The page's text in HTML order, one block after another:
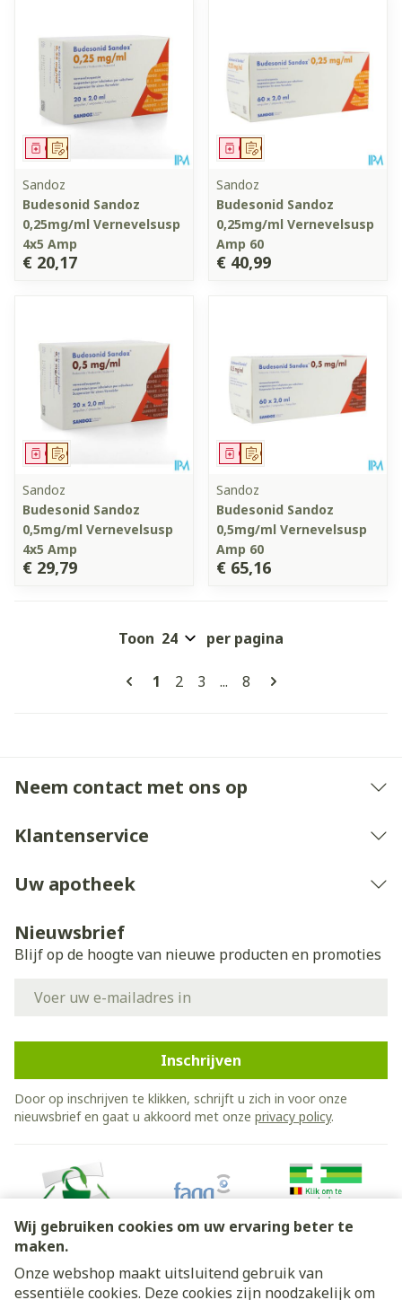
Wij gebruiken cookies om uw ervaring beter te
maken.
Onze webshop maakt uitsluitend gebruik van
essentiële cookies. Deze cookies zijn noodzakelijk om
Op voorschrift
Geneesmiddel
Sandoz
Budesonid Sandoz
0,25mg/ml Vernevelsusp
4x5 Amp
€ 20,17
Op voorschrift
Geneesmiddel
Sandoz
Budesonid Sandoz
0,25mg/ml Vernevelsusp
Amp 60
€ 40,99
Op voorschrift
Geneesmiddel
Sandoz
Budesonid Sandoz
0,5mg/ml Vernevelsusp
4x5 Amp
€ 29,79
Op voorschrift
Geneesmiddel
Sandoz
Budesonid Sandoz
0,5mg/ml Vernevelsusp
Amp 60
€ 65,16
Pagina's
U lees momenteel pagina
1 Pagina
2 Pagina
3 ... Pagina
8
Toon per pagina
Neem contact met ons op
Klantenservice
Uw apotheek
Nieuwsbrief
Blijf op de hoogte van nieuwe producten en promoties
Inschrijven
Door op inschrijven te klikken, schrijft u zich in voor onze
nieuwsbrief en gaat u akkoord met onze privacy policy.